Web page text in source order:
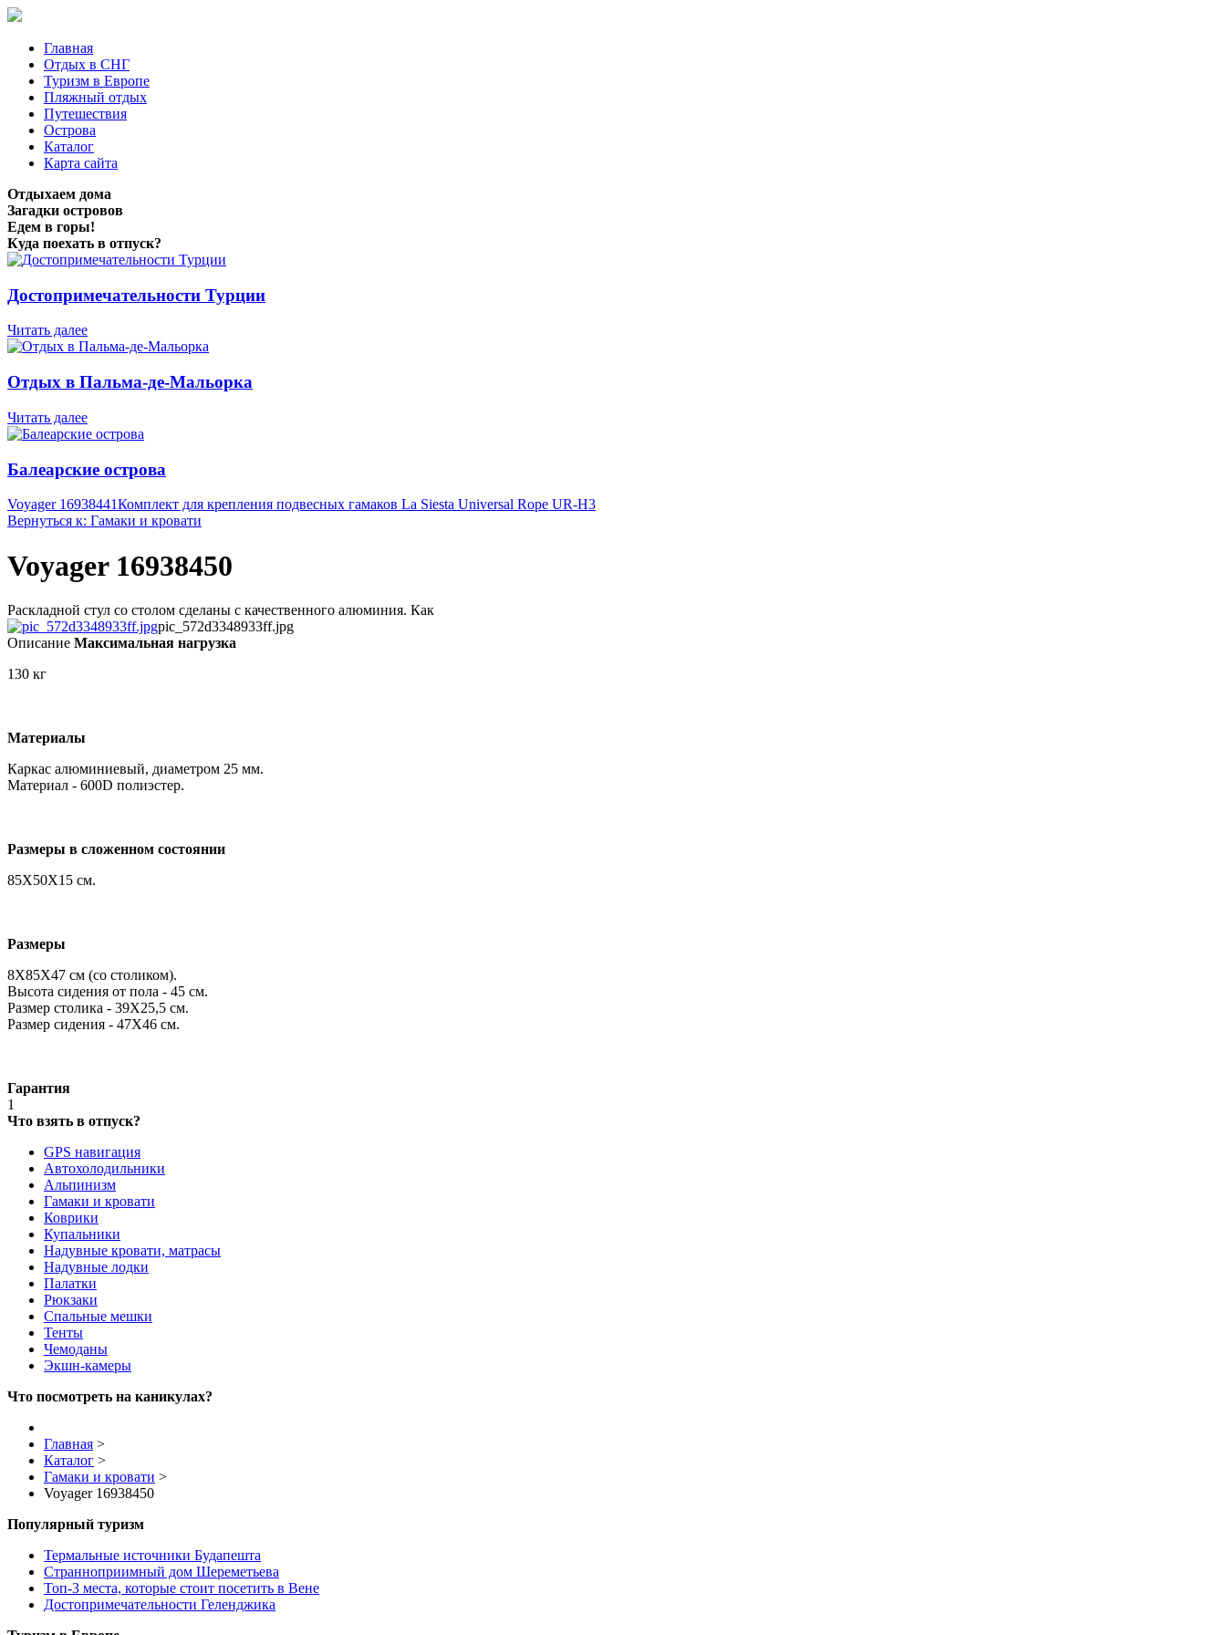
Главная
Отдых в СНГ
Туризм в Европе
Пляжный отдых
Путешествия
Острова
Каталог
Карта сайта
Отдыхаем дома
Загадки островов
Едем в горы!
Куда поехать в отпуск?
Достопримечательности Турции
Читать далее
Отдых в Пальма-де-Мальорка
Читать далее
Балеарские острова
Voyager 16938441Комплект для крепления подвесных гамаков La Siesta Universal Rope UR-H3
Вернуться к: Гамаки и кровати
Voyager 16938450
Раскладной стул со столом сделаны с качественного алюминия. Как
pic_572d3348933ff.jpg
Описание Максимальная нагрузка
130 кг
Материалы
Каркас алюминиевый, диаметром 25 мм.
Материал - 600D полиэстер.
Размеры в сложенном состоянии
85X50X15 см.
Размеры
8X85X47 см (со столиком).
Высота сидения от пола - 45 см.
Размер столика - 39X25,5 см.
Размер сидения - 47X46 см.
Гарантия
1
Что взять в отпуск?
GPS навигация
Автохолодильники
Альпинизм
Гамаки и кровати
Коврики
Купальники
Надувные кровати, матрасы
Надувные лодки
Палатки
Рюкзаки
Спальные мешки
Тенты
Чемоданы
Экшн-камеры
Что посмотреть на каникулах?
Главная >
Каталог >
Гамаки и кровати >
Voyager 16938450
Популярный туризм
Термальные источники Будапешта
Странноприимный дом Шереметьева
Топ-3 места, которые стоит посетить в Вене
Достопримечательности Геленджика